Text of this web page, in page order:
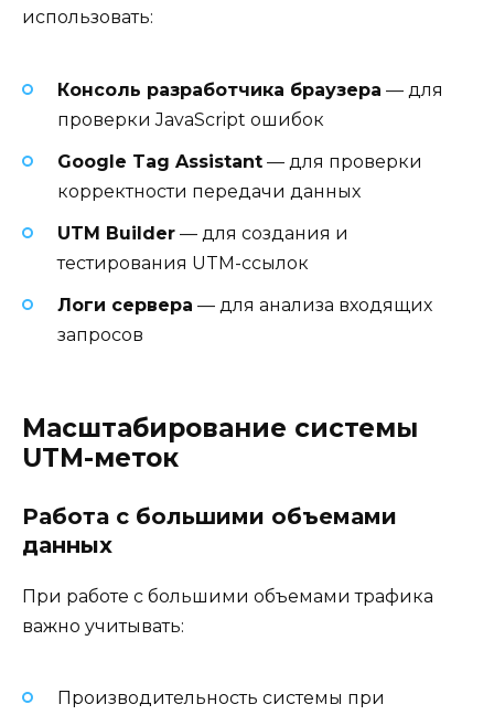
использовать:
Консоль разработчика браузера — для
проверки JavaScript ошибок
Google Tag Assistant — для проверки
корректности передачи данных
UTM Builder — для создания и
тестирования UTM-ссылок
Логи сервера — для анализа входящих
запросов
Масштабирование системы
UTM-меток
Работа с большими объемами
данных
При работе с большими объемами трафика
важно учитывать:
Производительность системы при